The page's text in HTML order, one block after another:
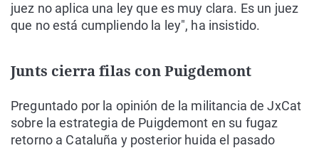
juez no aplica una ley que es muy clara. Es un juez
que no está cumpliendo la ley", ha insistido.
Junts cierra filas con Puigdemont
Preguntado por la opinión de la militancia de JxCat
sobre la estrategia de Puigdemont en su fugaz
retorno a Cataluña y posterior huida el pasado